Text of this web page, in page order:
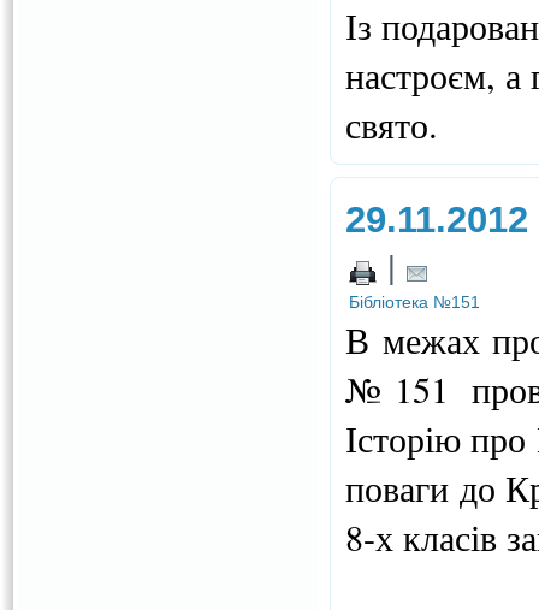
Із
настроєм, а
свято.
29.11.2012
|
Бібліотека №151
В межах
№151
Історію
поваги до
8-х класів